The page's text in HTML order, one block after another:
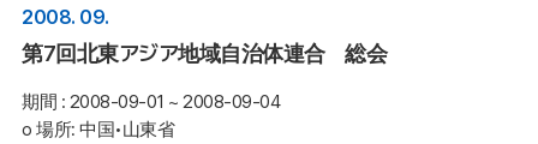
2008. 09.
第7回北東アジア地域自治体連合 総会
期間 : 2008-09-01 ~ 2008-09-04
o 場所: 中国•山東省